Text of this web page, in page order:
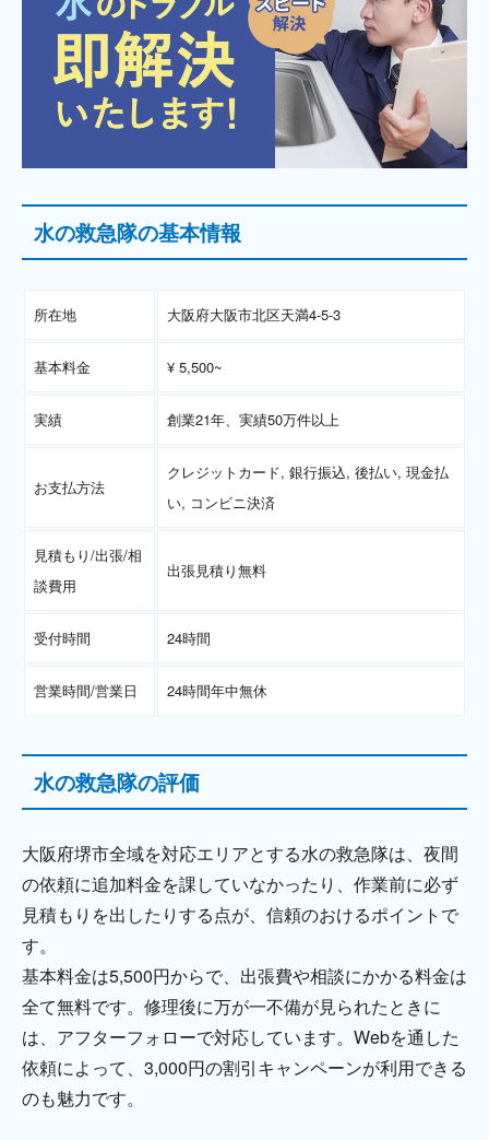
水の救急隊の基本情報
所在地 大阪府大阪市北区天満4-5-3
基本料金 ¥ 5,500~
実績 創業21年、実績50万件以上
お支払方法
クレジットカード, 銀行振込, 後払い, 現金払
い, コンビニ決済
見積もり/出張/相
談費用
出張見積り無料
受付時間 24時間
営業時間/営業日 24時間年中無休
水の救急隊の評価
大阪府堺市全域を対応エリアとする水の救急隊は、夜間
の依頼に追加料金を課していなかったり、作業前に必ず
見積もりを出したりする点が、信頼のおけるポイントで
す。
基本料金は5,500円からで、出張費や相談にかかる料金は
全て無料です。修理後に万が一不備が見られたときに
は、アフターフォローで対応しています。Webを通した
依頼によって、3,000円の割引キャンペーンが利用できる
のも魅力です。